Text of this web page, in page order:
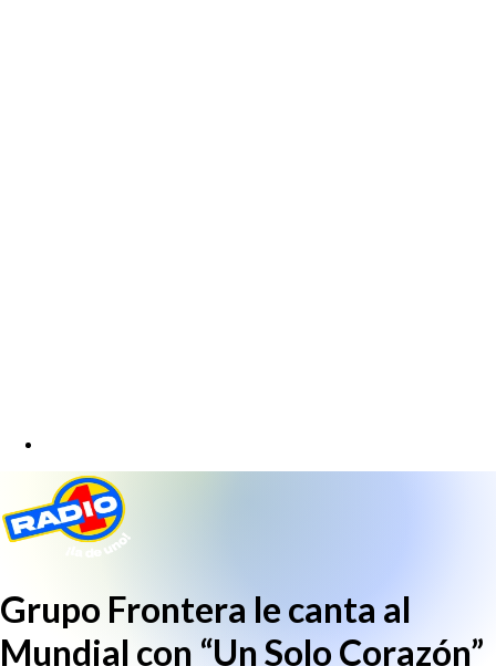
Grupo Frontera le canta al
Mundial con “Un Solo Corazón”